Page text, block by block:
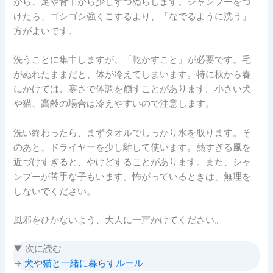
けたら、ゴシゴシ強くこするより、「なでるように洗う」
方がよいです。
洗うことに集中しますが、「乾かすこと」が必要です。毛
がぬれたままだと、体が冷えてしまいます。特に秋から春
にかけては、寒さで体調を崩すことがあります。小さい犬
や猫、高齢の場合は冷えやすいので注意します。
洗い終わったら、まずタオルでしっかり水を取ります。そ
のあと、ドライヤーを少し離して使います。熱すぎる風を
近づけすぎると、やけどすることがあります。また、シャ
ンプーが苦手な子もいます。怖がっているときは、無理を
しないでください。
風邪をひかないよう、大人に一声かけてください。
▼ 次に読む
→ 犬や猫と一緒に暮らすルール